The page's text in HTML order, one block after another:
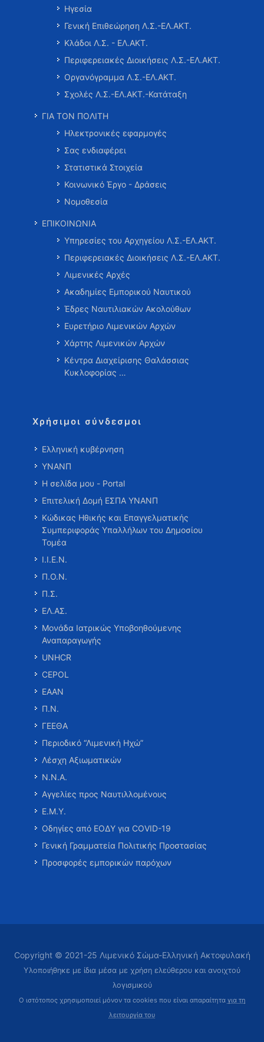
Ηγεσία
Γενική Επιθεώρηση Λ.Σ.-ΕΛ.ΑΚΤ.
Κλάδοι Λ.Σ. - ΕΛ.ΑΚΤ.
Περιφερειακές Διοικήσεις Λ.Σ.-ΕΛ.ΑΚΤ.
Οργανόγραμμα Λ.Σ.-ΕΛ.ΑΚΤ.
Σχολές Λ.Σ.-ΕΛ.ΑΚΤ.-Κατάταξη
ΓΙΑ ΤΟΝ ΠΟΛΙΤΗ
Ηλεκτρονικές εφαρμογές
Σας ενδιαφέρει
Στατιστικά Στοιχεία
Κοινωνικό Έργο - Δράσεις
Νομοθεσία
ΕΠΙΚΟΙΝΩΝΙΑ
Υπηρεσίες του Αρχηγείου Λ.Σ.-ΕΛ.ΑΚΤ.
Περιφερειακές Διοικήσεις Λ.Σ.-ΕΛ.ΑΚΤ.
Λιμενικές Αρχές
Ακαδημίες Εμπορικού Ναυτικού
Έδρες Ναυτιλιακών Ακολούθων
Ευρετήριο Λιμενικών Αρχών
Χάρτης Λιμενικών Αρχών
Κέντρα Διαχείρισης Θαλάσσιας
Κυκλοφορίας …
Χρήσιμοι σύνδεσμοι
Ελληνική κυβέρνηση
ΥΝΑΝΠ
Η σελίδα μου - Portal
Επιτελική Δομή ΕΣΠΑ ΥΝΑΝΠ
Κώδικας Ηθικής και Επαγγελματικής
Συμπεριφοράς Υπαλλήλων του Δημοσίου
Τομέα
Ι.Ι.Ε.Ν.
Π.Ο.Ν.
Π.Σ.
ΕΛ.ΑΣ.
Μονάδα Ιατρικώς Υποβοηθούμενης
Αναπαραγωγής
UNHCR
CEPOL
ΕΑΑΝ
Π.Ν.
ΓΕΕΘΑ
Περιοδικό “Λιμενική Ηχώ”
Λέσχη Αξιωματικών
Ν.Ν.Α.
Αγγελίες προς Ναυτιλλομένους
Ε.Μ.Υ.
Οδηγίες από ΕΟΔΥ για COVID-19
Γενική Γραμματεία Πολιτικής Προστασίας
Προσφορές εμπορικών παρόχων
Copyright © 2021-25 Λιμενικό Σώμα-Ελληνική Ακτοφυλακή
Υλοποιήθηκε με ίδια μέσα με χρήση ελεύθερου και ανοιχτού
λογισμικού
Ο ιστότοπος χρησιμοποιεί μόνον τα cookies που είναι απαραίτητα για τη
λειτουργία του